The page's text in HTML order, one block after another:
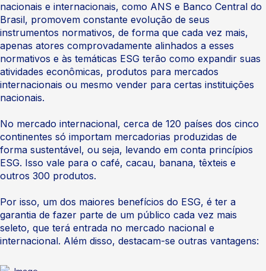
nacionais e internacionais, como ANS e Banco Central do
Brasil, promovem constante evolução de seus
instrumentos normativos, de forma que cada vez mais,
apenas atores comprovadamente alinhados a esses
normativos e às temáticas ESG terão como expandir suas
atividades econômicas, produtos para mercados
internacionais ou mesmo vender para certas instituições
nacionais.
No mercado internacional, cerca de 120 países dos cinco
continentes só importam mercadorias produzidas de
forma sustentável, ou seja, levando em conta princípios
ESG. Isso vale para o café, cacau, banana, têxteis e
outros 300 produtos.
Por isso, um dos maiores benefícios do ESG, é ter a
garantia de fazer parte de um público cada vez mais
seleto, que terá entrada no mercado nacional e
internacional. Além disso, destacam-se outras vantagens: